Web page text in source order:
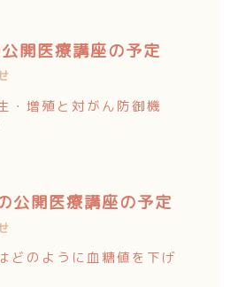
開医療講座の予定
・増殖と対がん防御機
公開医療講座の予定
どのように血糖値を下げ